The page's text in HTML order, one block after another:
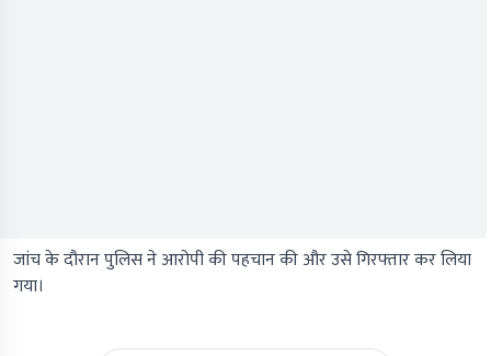
जांच के दौरान पुलिस ने आरोपी की पहचान की और उसे गिरफ्तार कर लिया
गया।